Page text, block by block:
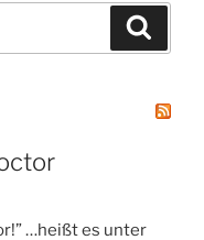
…heißt es unter